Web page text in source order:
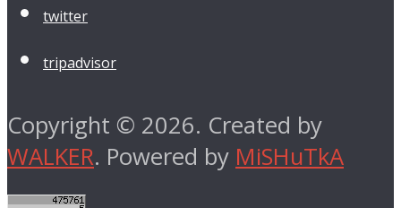
twitter
tripadvisor
Copyright © 2026. Created by
WALKER. Powered by MiSHuTkA